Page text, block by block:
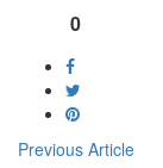
0
Previous Article